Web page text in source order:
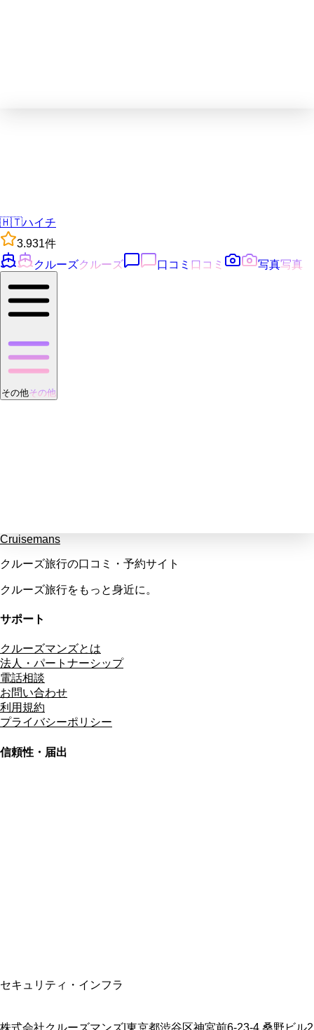
🇭🇹ハイチ
3.931件
クルーズクルーズ 口コミ 口コミ 写真写真
その他その他
Cruisemans
クルーズ旅行の口コミ・予約サイト
クルーズ旅行をもっと身近に。
サポート
クルーズマンズとは
法人・パートナーシップ
電話相談
お問い合わせ
利用規約
プライバシーポリシー
信頼性・届出
セキュリティ・インフラ
株式会社クルーズマンズ 東京都渋谷区神宮前6-23-4 桑野ビル2